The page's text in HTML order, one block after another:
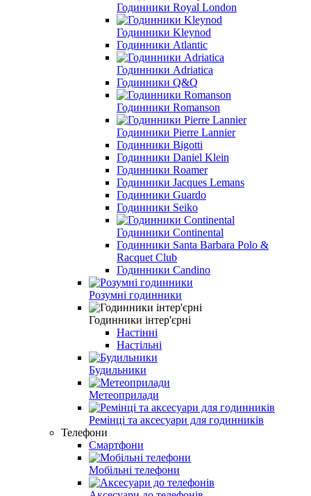
Годинники Royal London
Годинники Kleynod
Годинники Atlantic
Годинники Adriatica
Годинники Q&Q
Годинники Romanson
Годинники Pierre Lannier
Годинники Bigotti
Годинники Daniel Klein
Годинники Roamer
Годинники Jacques Lemans
Годинники Guardo
Годинники Seiko
Годинники Continental
Годинники Santa Barbara Polo &
Racquet Club
Годинники Candino
Розумні годинники
Годинники інтер'єрні
Настінні
Настільні
Будильники
Метеоприлади
Ремінці та аксесуари для годинників
Телефони
Смартфони
Мобільні телефони